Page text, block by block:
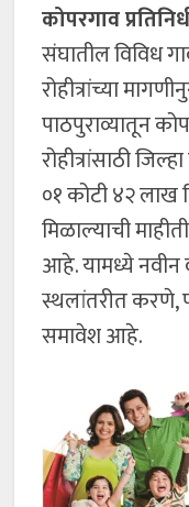
कोपरगाव
संघातील विविध
रोहीत्रांच्या
पाठपुराव्यातून
रोहीत्रांसाठी
०१ कोटी ४२ लाख
मिळाल्याची
आहे. यामध्ये नवीन
स्थलांतरीत करणे,
समावेश आहे.